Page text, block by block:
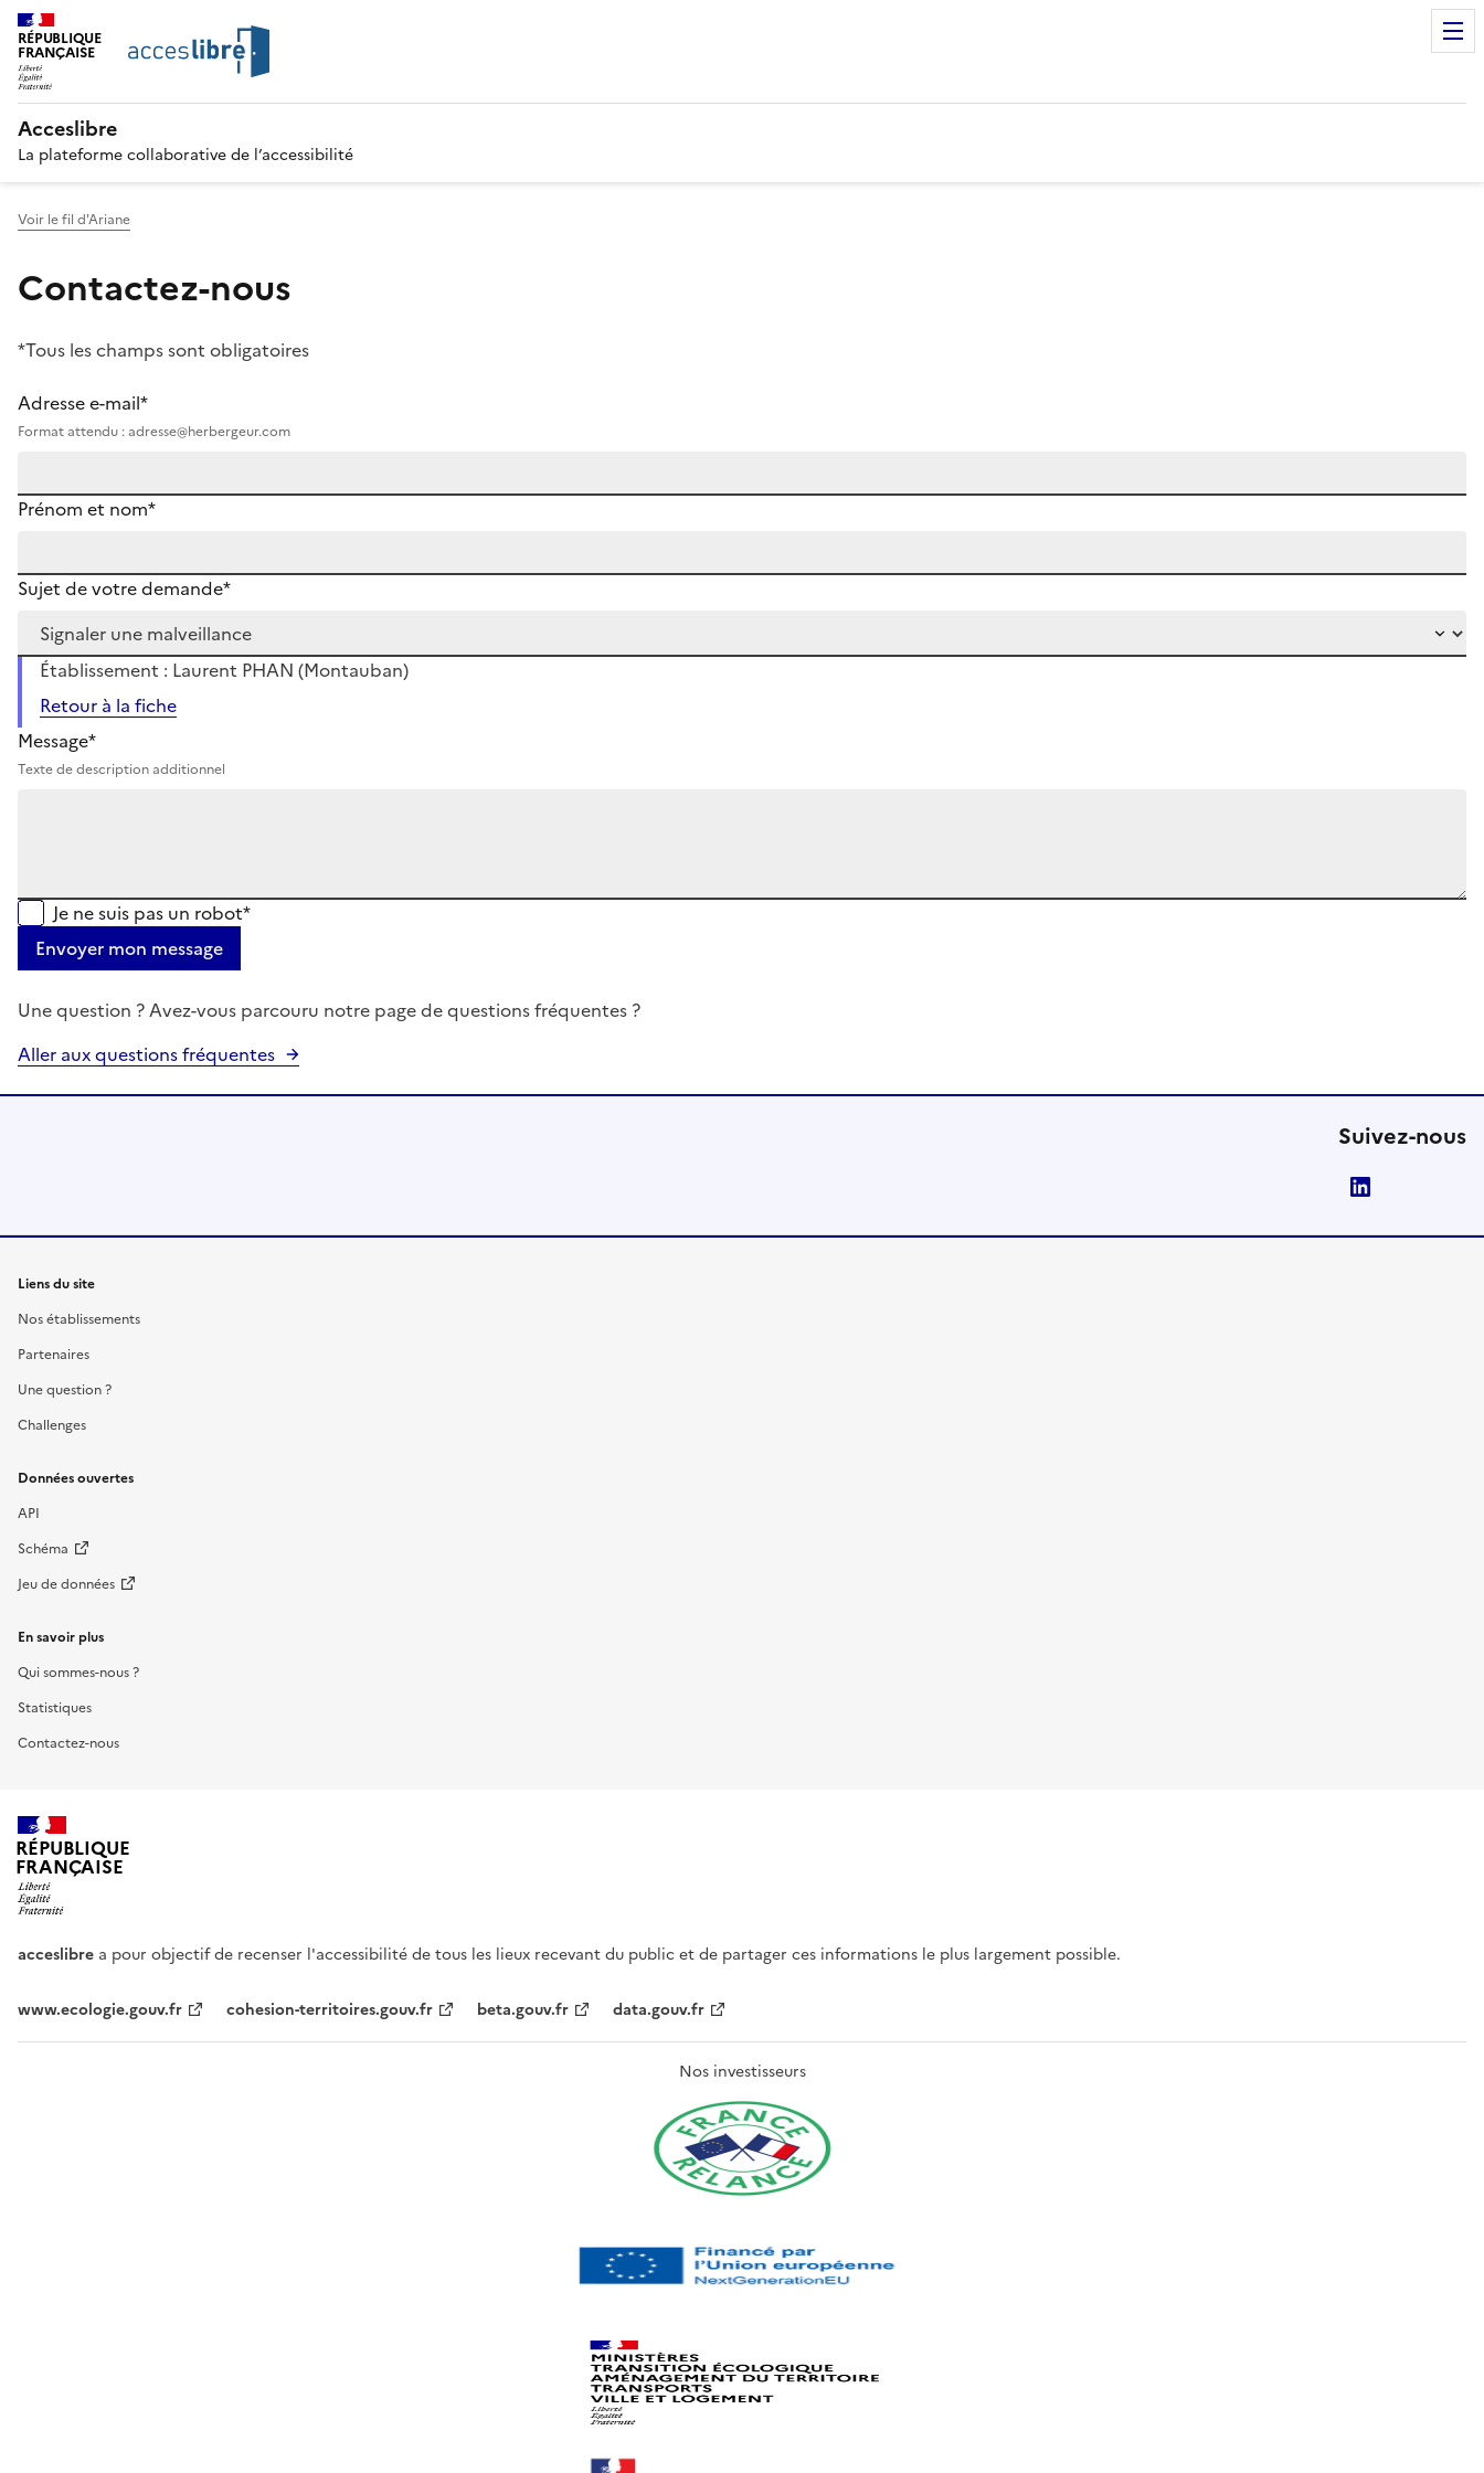
RÉPUBLIQUE
FRANÇAISE
Acceslibre
La plateforme collaborative de l’accessibilité
Voir le fil d'Ariane
Contactez-nous
*Tous les champs sont obligatoires
Adresse e-mail*
Format attendu : adresse@herbergeur.com
Prénom et nom*
Sujet de votre demande*
Établissement : Laurent PHAN (Montauban)
Retour à la fiche
Message*
Texte de description additionnel
Je ne suis pas un robot*
Envoyer mon message
Une question ? Avez-vous parcouru notre page de questions fréquentes ?
Aller aux questions fréquentes
Suivez-nous
Liens du site
Nos établissements
Partenaires
Une question ?
Challenges
Données ouvertes
API
Schéma
Jeu de données
En savoir plus
Qui sommes-nous ?
Statistiques
Contactez-nous
RÉPUBLIQUE
FRANÇAISE
acceslibre a pour objectif de recenser l'accessibilité de tous les lieux recevant du public et de partager ces informations le plus largement possible.
www.ecologie.gouv.fr cohesion-territoires.gouv.fr beta.gouv.fr data.gouv.fr
Nos investisseurs